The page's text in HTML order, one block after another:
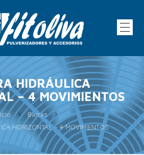
HIDRÁULICA
– 4 MOVIMIENTOS
Barras
HORIZONTAL – 4 MOVIMIENTOS